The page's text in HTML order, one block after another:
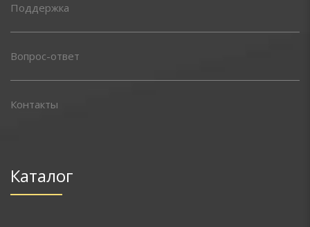
Поддержка
Вопрос-ответ
Контакты
Каталог